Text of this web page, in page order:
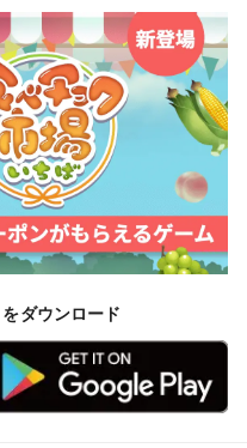
ダウンロード